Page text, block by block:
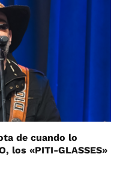
de cuando lo
los «PITI-GLASSES»